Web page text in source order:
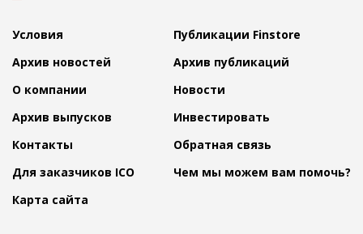
Условия
Публикации Finstore
Архив новостей
Архив публикаций
О компании
Новости
Архив выпусков
Инвестировать
Контакты
Обратная связь
Для заказчиков ICO
Чем мы можем вам помочь?
Карта сайта